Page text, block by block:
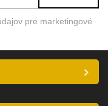
pre marketingové